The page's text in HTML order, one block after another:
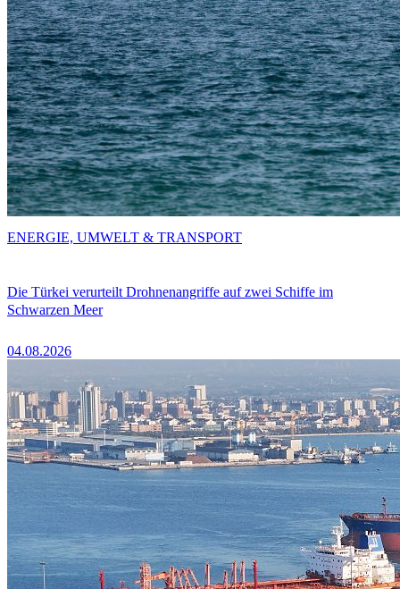
Die Türkei verurteilt Drohnenangriffe auf zwei Schiffe im
Schwarzen Meer
04.08.2026
ENERGIE, UMWELT & TRANSPORT